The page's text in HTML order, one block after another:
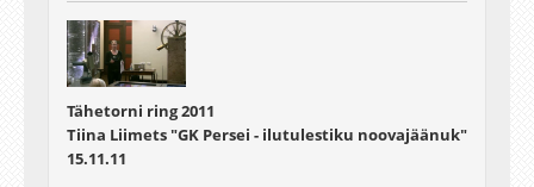
Tähetorni ring 2011
Tiina Liimets "GK Persei - ilutulestiku noovajäänuk"
15.11.11